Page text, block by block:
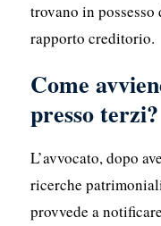
trovano in
rapporto creditorio.
Come
presso terzi?
L’avvocato, dopo
ricerche
provvede a